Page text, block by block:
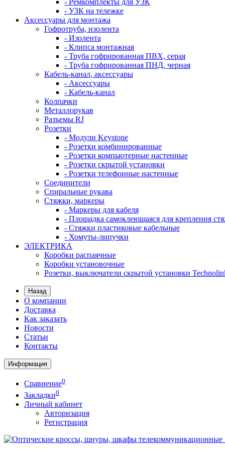
- Ремкомплекты для УЗК
- УЗК на тележке
Аксессуары для монтажа
Гофротруба, изолента
- Изолента
- Клипса монтажная
- Труба гофрированная ПВХ, серая
- Труба гофрированная ПНД, черная
Кабель-канал, аксессуары
- Аксессуары
- Кабель-канал
Колпачки
Металлорукав
Разъемы RJ
Розетки
- Модули Keystone
- Розетки комбинированные
- Розетки компьютерные настенные
- Розетки скрытой установки
- Розетки телефонные настенные
Соединители
Спиральные рукава
Стяжки, маркеры
- Маркеры для кабеля
- Площадка самоклеющаяся для крепления
- Стяжки пластиковые кабельные
- Хомуты-липучки
ЭЛЕКТРИКА
Коробки распаячные
Коробки установочные
Розетки, выключатели скрытой установки
Назад
О компании
Доставка
Как заказать
Новости
Статьи
Контакты
Информация
Сравнение0
Закладки0
Личный кабинет
Авторизация
Регистрация